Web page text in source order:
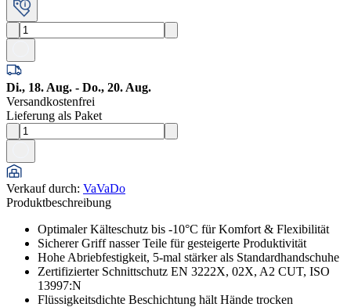
Di., 18. Aug. - Do., 20. Aug.
Versandkostenfrei
Lieferung als Paket
Verkauf durch: VaVaDo
Produktbeschreibung
Optimaler Kälteschutz bis -10°C für Komfort & Flexibilität
Sicherer Griff nasser Teile für gesteigerte Produktivität
Hohe Abriebfestigkeit, 5-mal stärker als Standardhandschuhe
Zertifizierter Schnittschutz EN 3222X, 02X, A2 CUT, ISO
13997:N
Flüssigkeitsdichte Beschichtung hält Hände trocken